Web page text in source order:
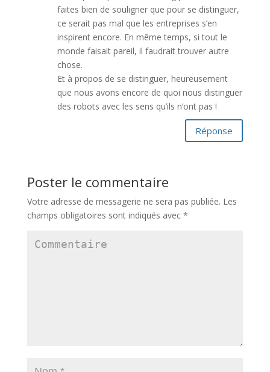
faites bien de souligner que pour se distinguer,
ce serait pas mal que les entreprises s’en
inspirent encore. En même temps, si tout le
monde faisait pareil, il faudrait trouver autre
chose.
Et à propos de se distinguer, heureusement
que nous avons encore de quoi nous distinguer
des robots avec les sens qu’ils n’ont pas !
Réponse
Poster le commentaire
Votre adresse de messagerie ne sera pas publiée. Les
champs obligatoires sont indiqués avec *